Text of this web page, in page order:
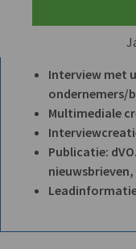
Interview met
ondernemers/
Multimediale
Publicatie:
nieuwsbrieven,